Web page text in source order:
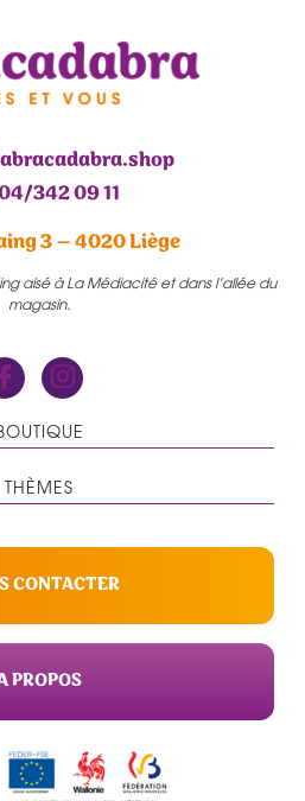
342 09 11
3 – 4020 Liège
aisé à La Médiacité et dans l’allée du
magasin.
THÈMES
CONTACTER
PROPOS